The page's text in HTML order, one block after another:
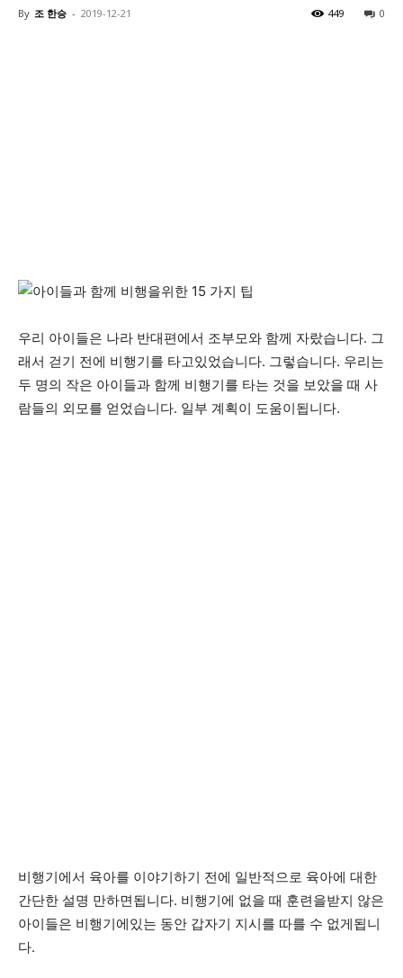
By 조 한승 - 2019-12-21 0
449
우리 아이들은 나라 반대편에서 조부모와 함께 자랐습니다. 그
래서 걷기 전에 비행기를 타고있었습니다. 그렇습니다. 우리는
두 명의 작은 아이들과 함께 비행기를 타는 것을 보았을 때 사
람들의 외모를 얻었습니다. 일부 계획이 도움이됩니다.
비행기에서 육아를 이야기하기 전에 일반적으로 육아에 대한
간단한 설명 만하면됩니다. 비행기에 없을 때 훈련을받지 않은
아이들은 비행기에있는 동안 갑자기 지시를 따를 수 없게됩니
다.